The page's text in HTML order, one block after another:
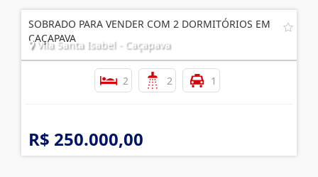
SOBRADO PARA VENDER COM 2 DORMITÓRIOS EM
CAÇAPAVA
Vila Santa Isabel - Caçapava
2 2 1
R$ 250.000,00